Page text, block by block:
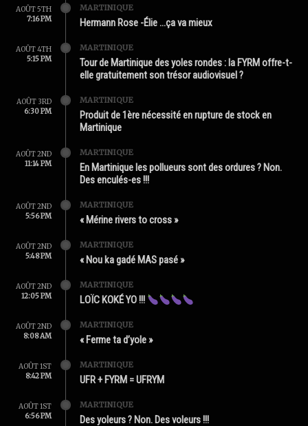
AOÛT 5TH
7:16 PM
MARTINIQUE
Hermann Rose -Élie …ça va mieux
AOÛT 4TH
5:15 PM
MARTINIQUE
Tour de Martinique des yoles rondes : la FYRM offre-t-
elle gratuitement son trésor audiovisuel ?
AOÛT 3RD
6:30 PM
MARTINIQUE
Produit de 1ère nécessité en rupture de stock en
Martinique
AOÛT 2ND
11:14 PM
MARTINIQUE
En Martinique les pollueurs sont des ordures ? Non.
Des enculés-es !!!
AOÛT 2ND
5:56 PM
MARTINIQUE
« Mérine rivers to cross »
AOÛT 2ND
5:48 PM
MARTINIQUE
« Nou ka gadé MAS pasé »
AOÛT 2ND
12:05 PM
MARTINIQUE
LOÏC KOKÉ YO !!!
AOÛT 2ND
8:08 AM
MARTINIQUE
« Ferme ta d’yole »
AOÛT 1ST
8:42 PM
MARTINIQUE
UFR + FYRM = UFRYM
AOÛT 1ST
6:56 PM
MARTINIQUE
Des yoleurs ? Non. Des voleurs !!!